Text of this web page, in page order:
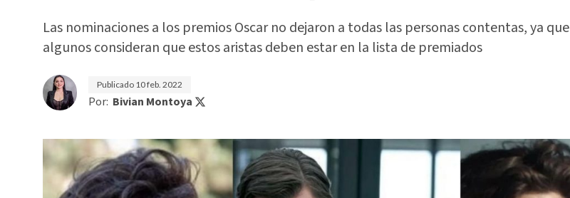
Las nominaciones a los premios Oscar no dejaron a todas las personas contentas, ya que
algunos consideran que estos aristas deben estar en la lista de premiados
Publicado 10 feb. 2022
Por: Bivian Montoya